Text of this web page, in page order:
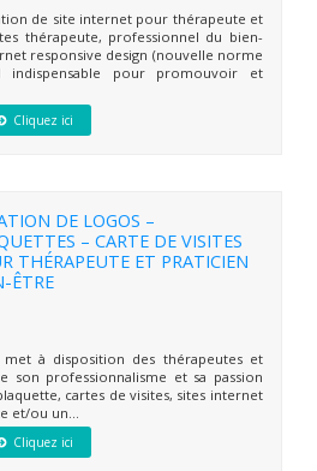
de site internet pour thérapeute et
thérapeute, professionnel du bien-
responsive design (nouvelle norme
pour promouvoir et
Cliquez ici
DE LOGOS –
– CARTE DE VISITES
THÉRAPEUTE ET PRATICIEN
ÊTRE
met à disposition des thérapeutes et
son professionnalisme et sa passion
cartes de visites, sites internet
et/ou un...
Cliquez ici